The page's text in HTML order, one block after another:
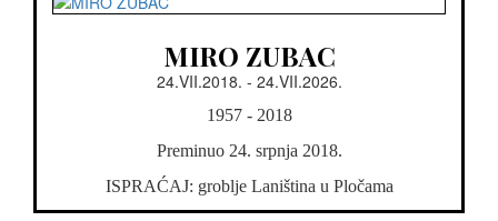
MIRO ZUBAC
24.VII.2018. - 24.VII.2026.
1957 - 2018
Preminuo 24. srpnja 2018.
ISPRAĆAJ: groblje Laniština u Pločama